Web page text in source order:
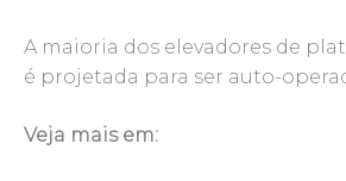
A maioria dos elevadores de
é projetada para ser auto-
Veja mais em: